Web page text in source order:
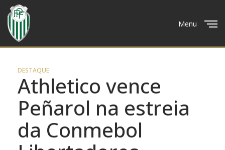
Menu
DESTAQUE
Athletico vence
Peñarol na estreia
da Conmebol